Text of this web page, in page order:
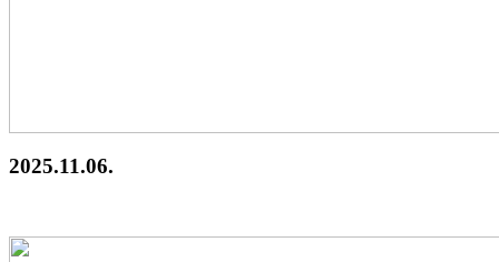
2025.11.06.